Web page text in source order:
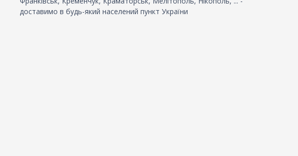
доставимо в будь-який населений пункт України